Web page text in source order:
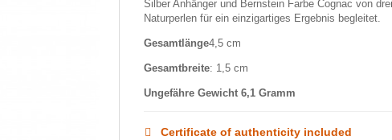
Silber Anhänger und Bernstein Farbe Cognac von drei
Naturperlen für ein einzigartiges Ergebnis begleitet.
Gesamtlänge4,5 cm
Gesamtbreite: 1,5 cm
Ungefähre Gewicht 6,1 Gramm
Certificate of authenticity included